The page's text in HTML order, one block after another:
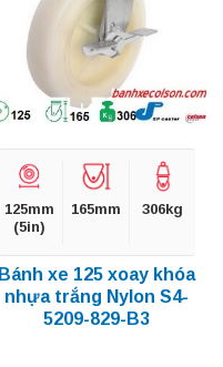
125mm
(5in)
165mm 306kg
Bánh xe 125 xoay khóa
nhựa trắng Nylon S4-
5209-829-B3